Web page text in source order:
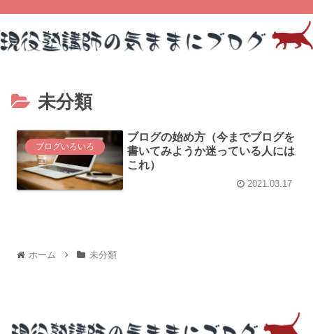
未分類
ブログいろいろ
ブログの始め方（今までブログを
書いてみようか迷っている人には
これ）
2021.03.17
ホーム 未分類